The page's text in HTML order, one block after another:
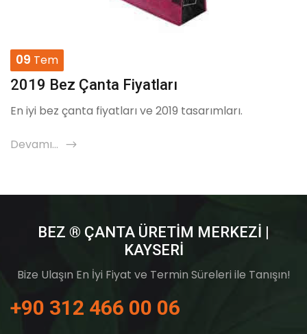
09 Tem
2019 Bez Çanta Fiyatları
En iyi bez çanta fiyatları ve 2019 tasarımları.
Devamı...
BEZ ® ÇANTA ÜRETIM MERKEZI |
KAYSERI
Bize Ulaşın En İyi Fiyat ve Termin Süreleri ile Tanışın!
+90 312 466 00 06